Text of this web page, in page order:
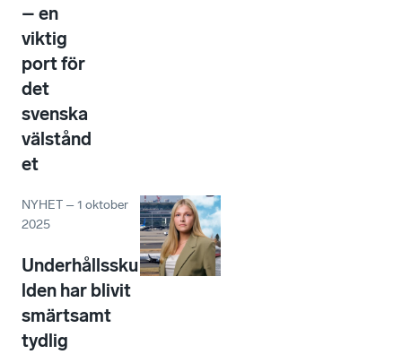
– en
viktig
port för
det
svenska
välstånd
et
NYHET –1 oktober
2025
Underhållssku
lden har blivit
smärtsamt
tydlig